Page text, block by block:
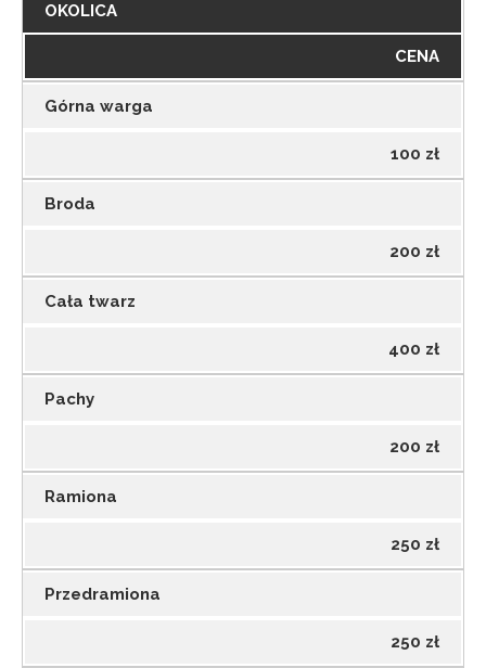
OKOLICA
CENA
Górna warga
100 zł
Broda
200 zł
Cała twarz
400 zł
Pachy
200 zł
Ramiona
250 zł
Przedramiona
250 zł